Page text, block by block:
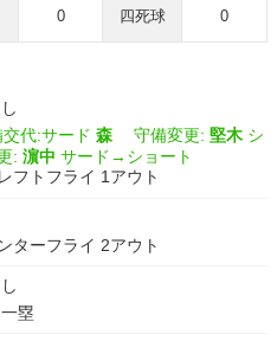
0 四死球 0
代:サード 森 守備変更: 堅木 シ
: 濵中 サード→ショート
フトフライ 1アウト
ターフライ 2アウト
塁